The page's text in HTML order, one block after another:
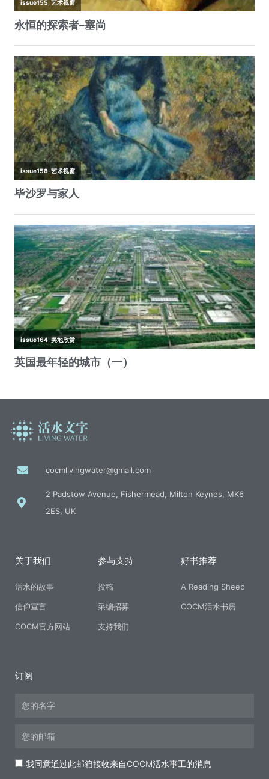
cocmlivingwater@gmail.com
2 Padstow Avenue, Fishermead, Milton Keynes, MK6
2ES, UK
关于我们
活水的故事
信仰宣言
COCM官方网站
参与支持
投稿
采编招募
支持我们
好书推荐
A Reading Sheep
COCM活水书房
订阅
Name
Email
Acceptance
我同意通过此邮箱接收来自COCM活水事工的消息